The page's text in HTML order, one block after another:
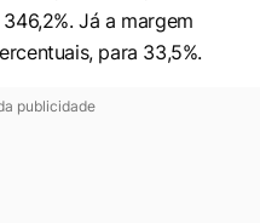
Já a margem
para 33,5%.
publicidade